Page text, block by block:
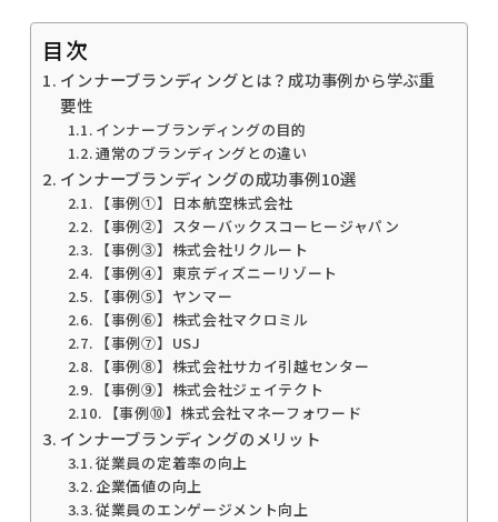
目次
インナーブランディングとは？成功事例から学ぶ重
要性
インナーブランディングの目的
通常のブランディングとの違い
インナーブランディングの成功事例10選
【事例①】日本航空株式会社
【事例②】スターバックスコーヒージャパン
【事例③】株式会社リクルート
【事例④】東京ディズニーリゾート
【事例⑤】ヤンマー
【事例⑥】株式会社マクロミル
【事例⑦】USJ
【事例⑧】株式会社サカイ引越センター
【事例⑨】株式会社ジェイテクト
【事例⑩】株式会社マネーフォワード
インナーブランディングのメリット
従業員の定着率の向上
企業価値の向上
従業員のエンゲージメント向上